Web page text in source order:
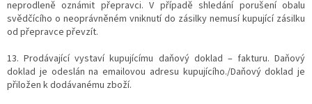
neprodleně oznámit přepravci. V případě shledání porušení obalu
svědčícího o neoprávněném vniknutí do zásilky nemusí kupující zásilku
od přepravce převzít.
13. Prodávající vystaví kupujícímu daňový doklad – fakturu. Daňový
doklad je odeslán na emailovou adresu kupujícího./Daňový doklad je
přiložen k dodávanému zboží.